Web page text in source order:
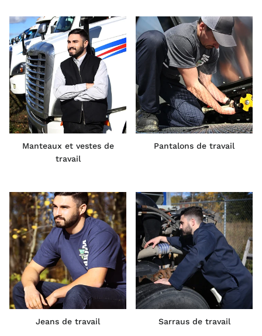
Manteaux et vestes de
travail
Pantalons de travail
Jeans de travail Sarraus de travail